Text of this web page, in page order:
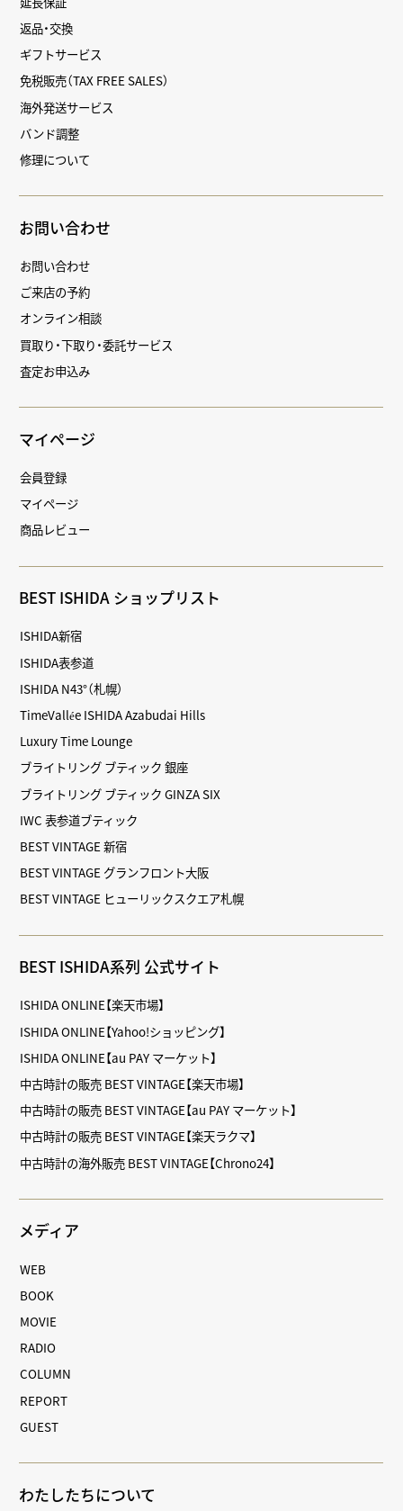
返品・交換
ギフトサービス
免税販売（TAX FREE SALES）
海外発送サービス
バンド調整
修理について
お問い合わせ
お問い合わせ
ご来店の予約
オンライン相談
買取り・下取り・委託サービス
査定お申込み
マイページ
会員登録
マイページ
商品レビュー
BEST ISHIDA ショップリスト
ISHIDA新宿
ISHIDA表参道
ISHIDA N43°（札幌）
TimeVallée ISHIDA Azabudai Hills
Luxury Time Lounge
ブライトリング ブティック 銀座
ブライトリング ブティック GINZA SIX
IWC 表参道ブティック
BEST VINTAGE 新宿
BEST VINTAGE グランフロント大阪
BEST VINTAGE ヒューリックスクエア札幌
BEST ISHIDA系列 公式サイト
ISHIDA ONLINE【楽天市場】
ISHIDA ONLINE【Yahoo!ショッピング】
ISHIDA ONLINE【au PAY マーケット】
中古時計の販売 BEST VINTAGE【楽天市場】
中古時計の販売 BEST VINTAGE【au PAY マーケット】
中古時計の販売 BEST VINTAGE【楽天ラクマ】
中古時計の海外販売 BEST VINTAGE【Chrono24】
メディア
WEB
BOOK
MOVIE
RADIO
COLUMN
REPORT
GUEST
わたしたちについて